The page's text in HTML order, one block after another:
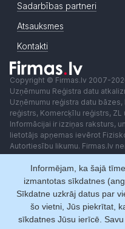
Sadarbības partneri
Atsauksmes
Kontakti
Copyright © Firmas.lv 2007-
Uzņēmumu Reģistra datu
Uzņēmumu reģistra datu
reģistrs, Komercķīlu reģistrs,
Informācijai ir izziņas raksturs,
lietotājs apņemas ievērot
Autortiesību likumu. Firmas.lv
lēmumiem, kas balstīti uz
izmantot jebkādas
piekļuvei sistēmai bez
redaktore: Ingūna Pempere.
Lietošanas noteikumi
Privātuma
Informējam, ka šajā
izmantotas sīkdatnes
Sīkdatne uzkrāj datus par
šo vietni, Jūs piekrītat,
sīkdatnes Jūsu ierīcē.